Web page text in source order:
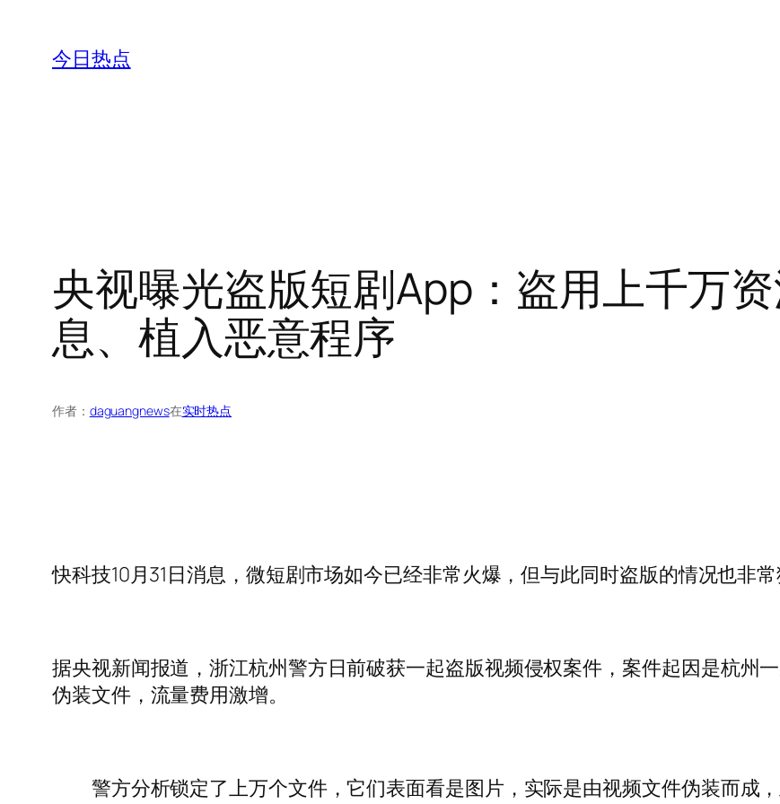
今日热点
央视曝光盗版短剧App：盗用上千万
息、植入恶意程序
作者： daguangnews在实时热点
快科技10月31日消息，微短剧市场如今已经非常火爆，但与此同时盗版的情况也非常
据央视新闻报道，浙江杭州警方日前破获一起盗版视频侵权案件，案件起因是杭州
伪装文件，流量费用激增。
警方分析锁定了上万个文件，它们表面看是图片，实际是由视频文件伪装而成，